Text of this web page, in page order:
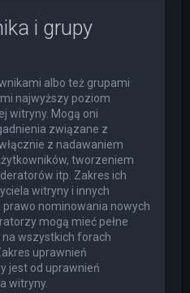
i grupy
albo też grupami
najwyższy poziom
witryny. Mogą oni
związane z
z nadawaniem
tworzeniem
itp. Zakres ich
witryny i innych
nominowania nowych
mogą mieć pełne
wszystkich forach
uprawnień
jest od uprawnień
witryny.